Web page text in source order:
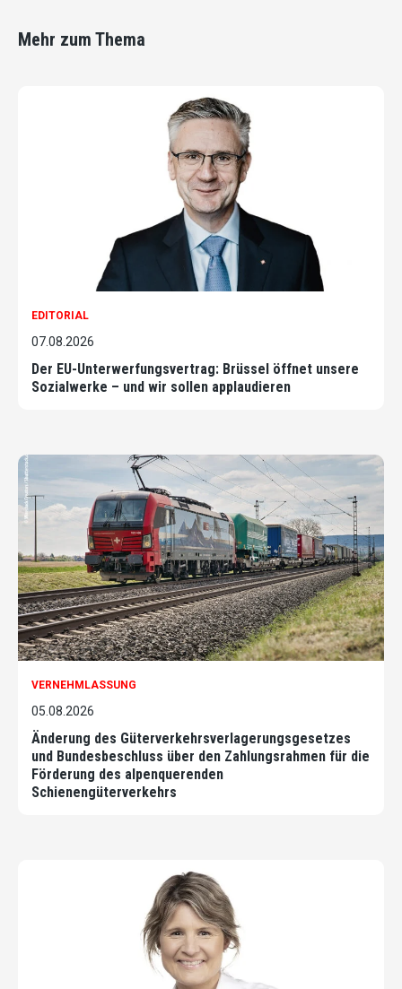
Mehr zum Thema
EDITORIAL
07.08.2026
Der EU-Unterwerfungsvertrag: Brüssel öffnet unsere
Sozialwerke – und wir sollen applaudieren
VERNEHMLASSUNG
05.08.2026
Änderung des Güterverkehrsverlagerungsgesetzes
und Bundesbeschluss über den Zahlungsrahmen für die
Förderung des alpenquerenden
Schienengüterverkehrs